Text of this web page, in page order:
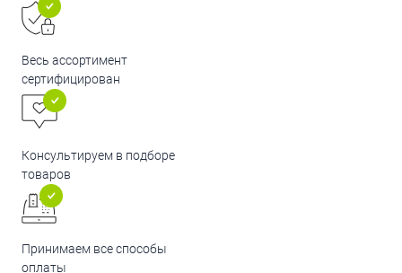
Весь ассортимент
сертифицирован
Консультируем в подборе
товаров
Принимаем все способы
оплаты